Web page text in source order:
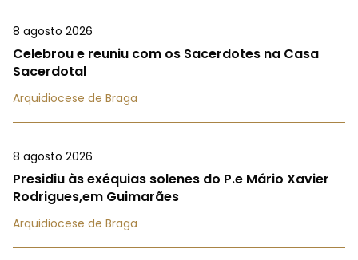
8 agosto 2026
Celebrou e reuniu com os Sacerdotes na Casa
Sacerdotal
Arquidiocese de Braga
8 agosto 2026
Presidiu às exéquias solenes do P.e Mário Xavier
Rodrigues,em Guimarães
Arquidiocese de Braga